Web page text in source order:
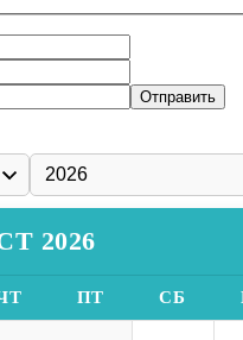
2026
ПТ СБ